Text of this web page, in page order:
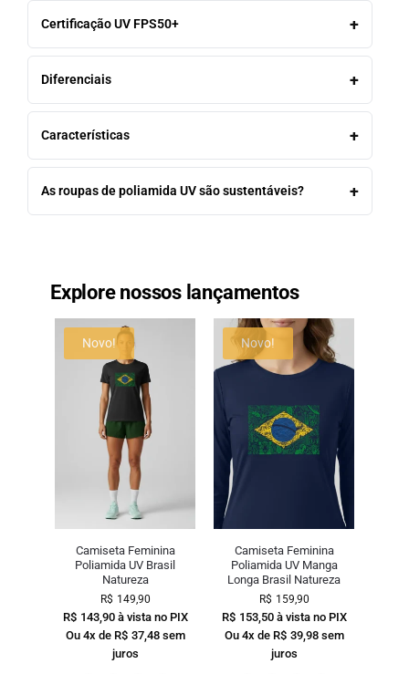
Certificação UV FPS50+
Diferenciais
Características
As roupas de poliamida UV são sustentáveis?
Explore nossos lançamentos
Novo!
Camiseta Feminina
Poliamida UV Brasil
Natureza
R$ 149,90
R$ 143,90 à vista no PIX
Ou 4x de R$ 37,48 sem
juros
Novo!
Camiseta Feminina
Poliamida UV Manga
Longa Brasil Natureza
R$ 159,90
R$ 153,50 à vista no PIX
Ou 4x de R$ 39,98 sem
juros